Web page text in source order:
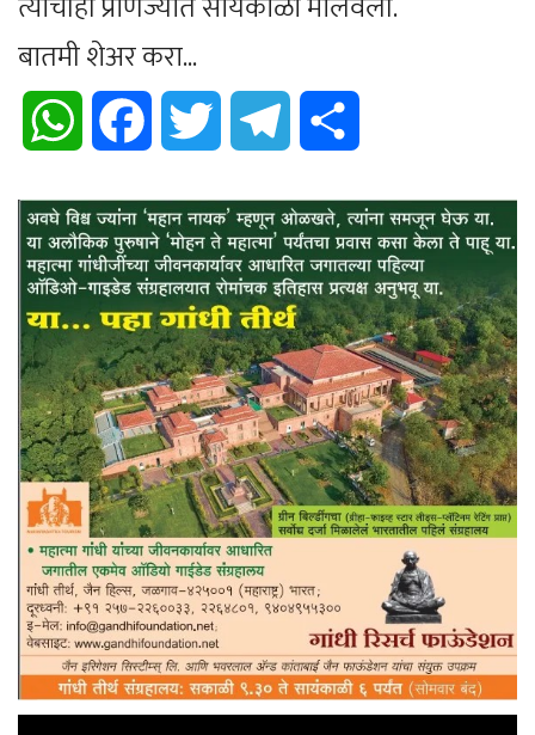
बातमी शेअर करा...
WhatsApp Facebook Twitter Telegram